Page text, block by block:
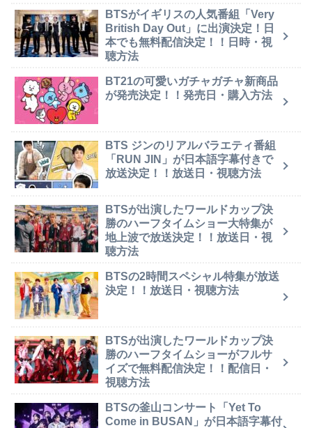
BTSがイギリスの人気番組「Very
British Day Out」に出演決定！日
本でも無料配信決定！！日時・視
聴方法
BT21の可愛いガチャガチャ新商品
が発売決定！！発売日・購入方法
BTS ジンのリアルバラエティ番組
「RUN JIN」が日本語字幕付きで
放送決定！！放送日・視聴方法
BTSが出演したワールドカップ決
勝のハーフタイムショー大特集が
地上波で放送決定！！放送日・視
聴方法
BTSの2時間スペシャル特集が放送
決定！！放送日・視聴方法
BTSが出演したワールドカップ決
勝のハーフタイムショーがフルサ
イズで無料配信決定！！配信日・
視聴方法
BTSの釜山コンサート「Yet To
Come in BUSAN」が日本語字幕付